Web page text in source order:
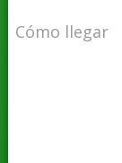
Cómo llegar